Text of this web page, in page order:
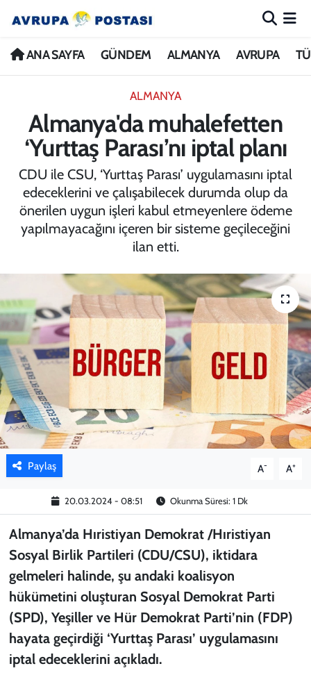
ANA SAYFA GÜNDEM ALMANYA AVRUPA
ALMANYA
Almanya'da muhalefetten
‘Yurttaş Parası’nı iptal planı
CDU ile CSU, ‘Yurttaş Parası’ uygulamasını iptal
edeceklerini ve çalışabilecek durumda olup da
önerilen uygun işleri kabul etmeyenlere ödeme
yapılmayacağını içeren bir sisteme geçileceğini
ilan etti.
Paylaş A- A+
20.03.2024 - 08:51 Okunma Süresi: 1 Dk
Almanya’da Hıristiyan Demokrat /Hıristiyan
Sosyal Birlik Partileri (CDU/CSU), iktidara
gelmeleri halinde, şu andaki koalisyon
hükümetini oluşturan Sosyal Demokrat Parti
(SPD), Yeşiller ve Hür Demokrat Parti’nin (FDP)
hayata geçirdiği ‘Yurttaş Parası’ uygulamasını
iptal edeceklerini açıkladı.
ANA SAYFA
ALMANYA
AVRUPA
TÜRKİYE
DÜNYA
SPOR
KADIN
YAZARLAR
Nöbetçi Eczaneler
İstanbul Namaz Vakitleri
Trafik Durumu
Avrupa Ligi Puan Durumu ve Fikstür
Tüm Manşetler
Haber Arşivi